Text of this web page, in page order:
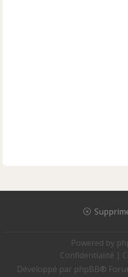
Powered by
Confidentialité |
Développé par phpBB®